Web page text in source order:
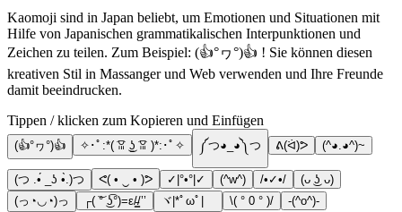
Kaomoji sind in Japan beliebt, um Emotionen und Situationen mit
Hilfe von Japanischen grammatikalischen Interpunktionen und
Zeichen zu teilen. Zum Beispiel: (👍°ヮ°)👍 ! Sie können diesen
kreativen Stil in Massanger und Web verwenden und Ihre Freunde
damit beeindrucken.
Tippen / klicken zum Kopieren und Einfügen
(👍°ヮ°)👍 ✧･ﾟ:*( ͡ꈍ ͜ʖ̫ ͡ꈍ )*:･ﾟ✧ ༼つ◕_◕༽つ ᕕ(ᐛ)ᕗ (^◕.◕^)~
(つ .•́ _ʖ •̀.)つ ᕙ( • ‿ • )ᕗ ✓|°•°|✓ (^w^) /•✓•/
(ᴗ ͜ʖ ᴗ)
(っ◔◡◔)っ
┌( ͝° ͜ʖ͡°)=ε/̵͇/’’ ヾ|*ﾟωﾟ|ゞ \( ° 0 ° )/
-(^o^)-